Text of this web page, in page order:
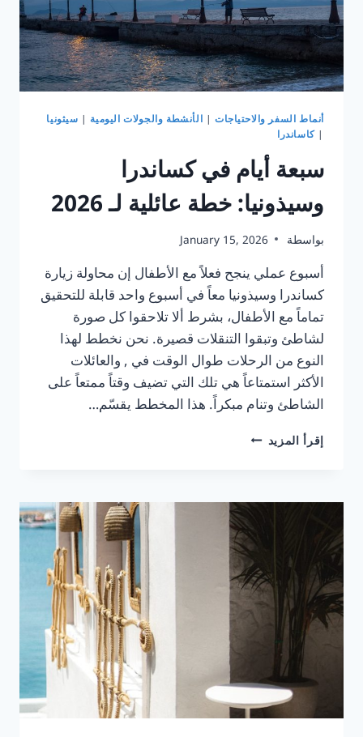
أنماط السفر والاحتياجات | الأنشطة والجولات اليومية | سيثونيا
|كاساندرا
سبعة أيام في كساندرا
وسيذونيا: خطة عائلية لـ 2026
بواسطة January 15, 2026
أسبوع عملي ينجح فعلاً مع الأطفال إن محاولة زيارة
كساندرا وسيذونيا معاً في أسبوع واحد قابلة للتحقيق
تماماً مع الأطفال، بشرط ألا تلاحقوا كل صورة
لشاطئ وتبقوا التنقلات قصيرة. نحن نخطط لهذا
النوع من الرحلات طوال الوقت في , والعائلات
الأكثر استمتاعاً هي تلك التي تضيف وقتاً ممتعاً على
الشاطئ وتنام مبكراً. هذا المخطط يقسّم…
إقرأ المزيد سبعة
وسيذونيا:
خطة
عائلية
2026